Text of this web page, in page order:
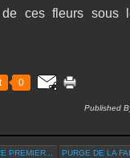
ces fleurs sous
0
Published
PREMIER... PURGE DE LA